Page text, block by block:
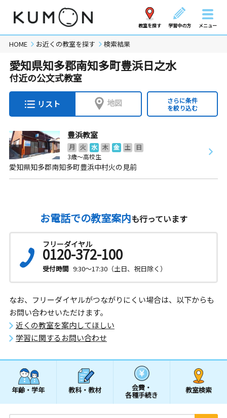
教室を探す 学習中の方 メニュー
HOME お近くの教室を探す 検索結果
愛知県知多郡南知多町豊浜日之水
付近の公文式教室
リスト 地図
さらに条件
を絞り込む
豊浜教室
月 火 水 木 金 土
日
3歳～高校生
愛知県知多郡南知多町豊浜中村火の見前
お電話での教室案内も行っています
フリーダイヤル
0120-372-100
受付時間 9:30～17:30（土日、祝日除く）
なお、フリーダイヤルがつながりにくい場合は、以下からも
お問い合わせいただけます。
近くの教室を案内してほしい
学習に関するお問い合わせ
年齢・学年 教科・教材 会費・
各種手続き
教室検索